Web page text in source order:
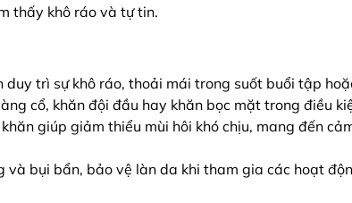
thấy khô ráo và tự tin.
duy trì sự khô ráo, thoải mái trong suốt buổi tập
cổ, khăn đội đầu hay khăn bọc mặt trong điều
giúp giảm thiểu mùi hôi khó chịu, mang đến
và bụi bẩn, bảo vệ làn da khi tham gia các hoạt